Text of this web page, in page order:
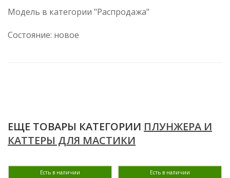
Модель в категории "Распродажа"
Состояние: новое
ЕЩЕ ТОВАРЫ КАТЕГОРИИ ПЛУНЖЕРА И
КАТТЕРЫ ДЛЯ МАСТИКИ
Есть в наличии Есть в наличии